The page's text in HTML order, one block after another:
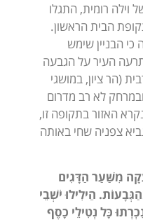
רומית, התגלו
הבית הראשון.
כי הבניין שימש
העיר על הגבעה
(הר ציון, במושגי
לא רב מדרום
האזור בתקופה זו,
צפניה שחי באותה
מִשַּׁעַר הַדָּגִים
הֵילִילוּ יֹשְׁבֵי
כָּל נְטִילֵי כָסֶף